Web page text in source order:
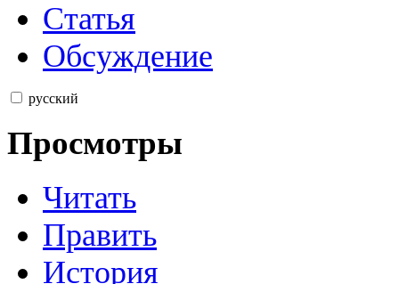
Статья
Обсуждение
русский
Просмотры
Читать
Править
История